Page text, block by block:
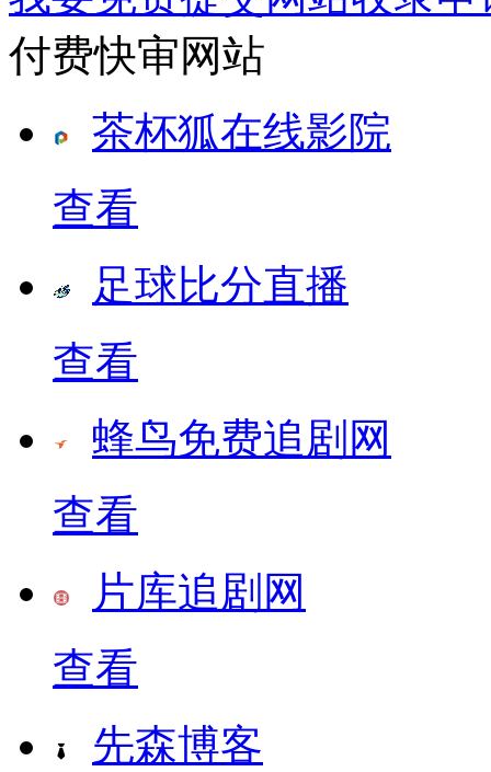
付费快审网站
茶杯狐在线影院
查看
足球比分直播
查看
蜂鸟免费追剧网
查看
片库追剧网
查看
先森博客